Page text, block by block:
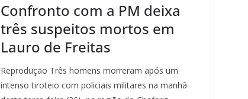
Confronto com a PM deixa
três suspeitos mortos em
Lauro de Freitas
Reprodução Três homens morreram após um
intenso tiroteio com policiais militares na manhã